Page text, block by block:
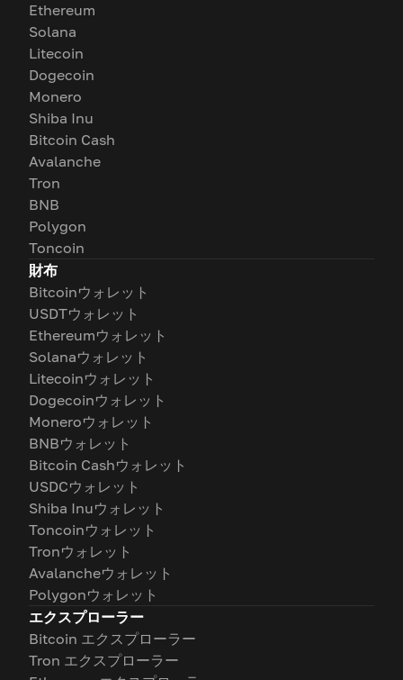
Ethereum
Solana
Litecoin
Dogecoin
Monero
Shiba Inu
Bitcoin Cash
Avalanche
Tron
BNB
Polygon
Toncoin
財布
Bitcoinウォレット
USDTウォレット
Ethereumウォレット
Solanaウォレット
Litecoinウォレット
Dogecoinウォレット
Moneroウォレット
BNBウォレット
Bitcoin Cashウォレット
USDCウォレット
Shiba Inuウォレット
Toncoinウォレット
Tronウォレット
Avalancheウォレット
Polygonウォレット
エクスプローラー
Bitcoin エクスプローラー
Tron エクスプローラー